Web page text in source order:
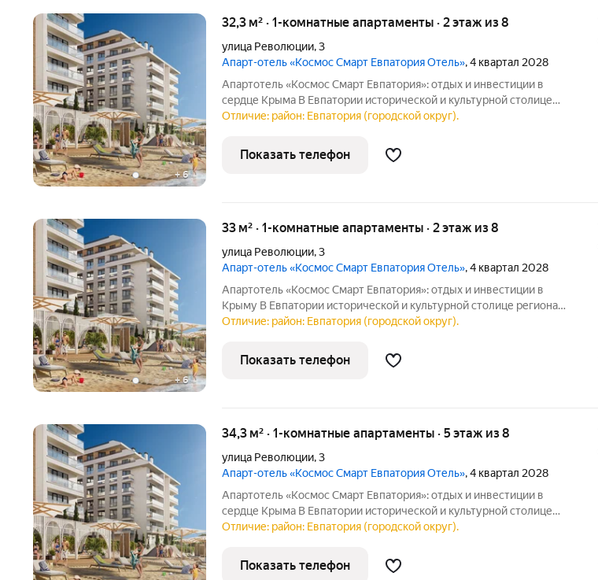
+6
32,3 м² · 1-комнатные апартаменты · 2 этаж из 8
улица Революции,3
Апарт-отель «Космос Смарт Евпатория Отель», 4 квартал 2028
Апартотель «Космос Смарт Евпатория»: отдых и инвестиции в
сердце Крыма В Евпатории исторической и культурной столице
региона появится эксклюзивный апартотель «Космос Смарт
федерального отельного
Отличие: район: Евпатория (городской округ).
Показать телефон
+6
33 м² · 1-комнатные апартаменты · 2 этаж из 8
улица Революции,3
Апарт-отель «Космос Смарт Евпатория Отель», 4 квартал 2028
Апартотель «Космос Смарт Евпатория»: отдых и инвестиции в
Крыму В Евпатории исторической и культурной столице региона
появится эксклюзивный апартотель «Космос Смарт Евпатория».
оператора
Отличие: район: Евпатория (городской округ).
Показать телефон
34,3 м² · 1-комнатные апартаменты · 5 этаж из 8
улица Революции,3
Апарт-отель «Космос Смарт Евпатория Отель», 4 квартал 2028
Апартотель «Космос Смарт Евпатория»: отдых и инвестиции в
сердце Крыма В Евпатории исторической и культурной столице
региона появится эксклюзивный апартотель «Космос Смарт
федерального отельного
Отличие: район: Евпатория (городской округ).
Показать телефон